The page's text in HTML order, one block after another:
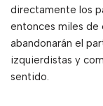
directamente los
entonces miles de
abandonarán el
izquierdistas y
sentido.